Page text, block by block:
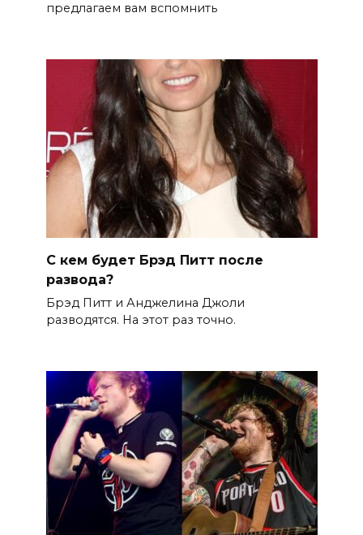
предлагаем вам вспомнить
С кем будет Брэд Питт после
развода?
Брэд Питт и Анджелина Джоли
разводятся. На этот раз точно.